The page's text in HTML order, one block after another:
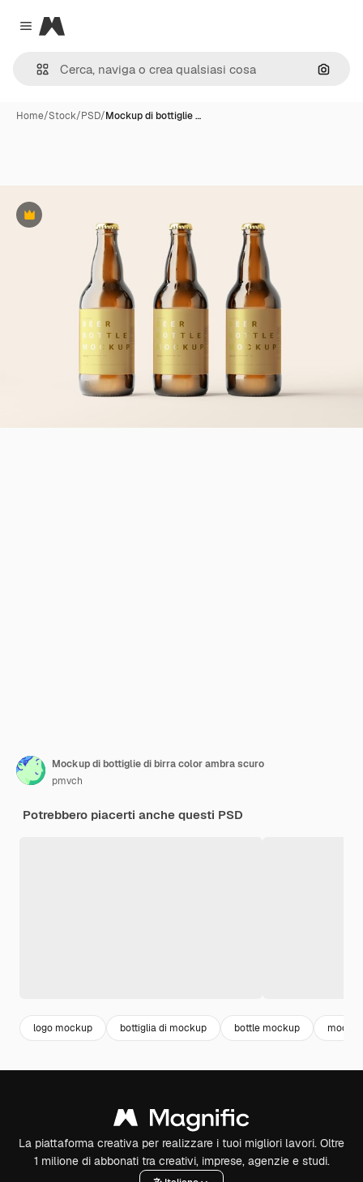
Close menu
Magnific
Cerca
Home/Stock/PSD/Mockup di bottiglie …
Premium
Mockup di bottiglie di birra color ambra scuro
pmvch
Potrebbero piacerti anche questi PSD
logo mockup bottiglia di mockup bottle mockup
La piattaforma creativa per realizzare i tuoi migliori lavori. Oltre
1 milione di abbonati tra creativi, imprese, agenzie e studi.